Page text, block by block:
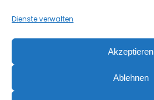
Dienste verwalten
Akzeptieren
Ablehnen